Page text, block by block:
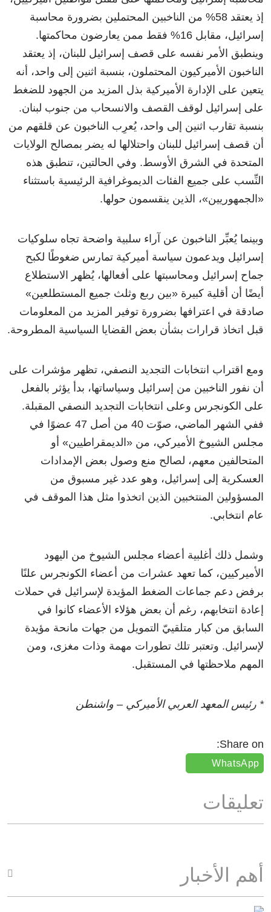
إذ يعتقد 58% من الناخبين المحتملين بضرورة محاسبة
إسرائيل، مقابل 16% فقط ممن يعارضون محاكمتها.
وينطبق الأمر نفسه على قصف إسرائيل للبنان، إذ يعتقد
الناخبون الأميركيون المحتملون، بنسبة اثنين إلى واحد، أنه
يتعين على الإدارة الأميركية بذل المزيد من الجهود للضغط
على إسرائيل لوقف القصف والانسحاب من جنوب لبنان.
بنسبة تقارب اثنين إلى واحد، يُعرِب الناخبون عن قلقهم من
أن قصف إسرائيل للبنان واحتلالها له يضر بمصالح الولايات
المتحدة في الشرق الأوسط. وفي الحالتين، تنطبق هذه
النِّسب على جميع الفئات الديموغرافية الرئيسية باستثناء
«الجمهوريين»، الذين ينقسمون حولها.
وبينما يُعبِّر الناخبون عن آراء سلبية واضحة تجاه سلوكيات
إسرائيل ويدعمون سياسة أميركية تمارس ضغوطًا لكبح
جماح إسرائيل ومحاسبتها على أفعالها، يُظهر الاستطلاع
أيضًا أن أقلية كبيرة «بين ربع وثلث جميع المستطلعين»
صادقة في اعترافها بضرورة توفير المزيد من المعلومات
قبل اتخاذ قرارات بشأن بعض القضايا السياسية المطروحة.
ومع اقتراب انتخابات التجديد النصفي، تظهر مؤشرات على
أن نفور الناخبين من إسرائيل وسياساتها، بدأ يؤثر بالفعل
على الكونجرس وعلى انتخابات التجديد النصفي المقبلة.
ففي الشهر الماضي، صوّت 40 من أصل 47 عضوًا في
مجلس الشيوخ الأميركي، من «الديمقراطيين» أو
المتحالفين معهم، لصالح منع وصول بعض الإمدادات
العسكرية إلى إسرائيل، وهو عدد غير مسبوق من
المسؤولين المنتخبين الذين اتخذوا مثل هذا الموقف في
عام انتخابي.
وشمل ذلك أغلبية أعضاء مجلس الشيوخ من اليهود
الأميركيين، كما تعهد عشرات من أعضاء الكونجرس علنًا
برفض دعم جماعات الضغط المؤيدة لإسرائيل في حملات
إعادة انتخابهم، رغم أن بعض هؤلاء الأعضاء كانوا في
السابق من كبار متلقييّ التمويل من جهات مانحة مؤيدة
لإسرائيل. وتعتبر تلك تطورات مهمة وذات مغزى، ومن
المهم ملاحظتها في المستقبل.
* رئيس المعهد العربي الأميركي – واشنطن
Share on:
WhatsApp
تعليقات
أهم الأخبار